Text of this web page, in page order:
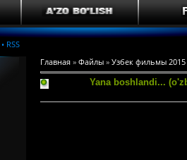
• RSS
Главная » Файлы » Узбек фильмы 2015
Yana boshlandi...